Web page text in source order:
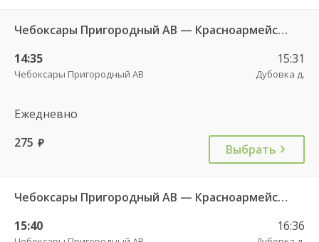
Чебоксары Пригородный АВ — Красноармейское с. ДКП 121
14:35
Чебоксары Пригородный АВ
15:31
Дубовка д.
Ежедневно
275 руб. Выбрать
Чебоксары Пригородный АВ — Красноармейское с. ДКП 121
15:40
16:36